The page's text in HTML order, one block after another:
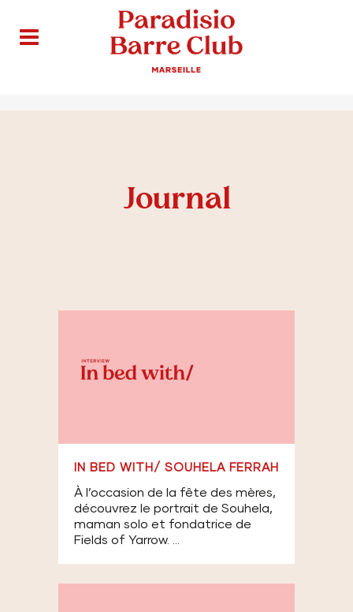
Journal
IN BED WITH/ SOUHELA FERRAH
À l’occasion de la fête des mères,
découvrez le portrait de Souhela,
maman solo et fondatrice de
Fields of Yarrow. ...